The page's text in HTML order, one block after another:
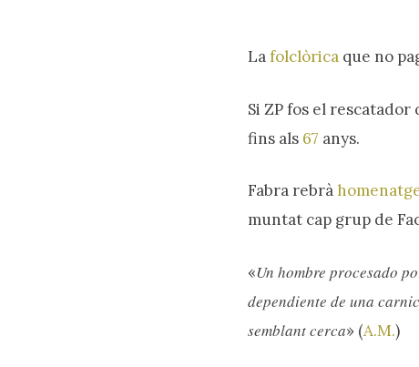
Prem intro o ESC per tancar
Lafolclòrica que no
Si ZP fos el rescatador
fins als 67 anys.
Fabra rebrà
muntat cap grup de
«Un hombre procesado
dependiente de una
semblant cerca» (A.M.)